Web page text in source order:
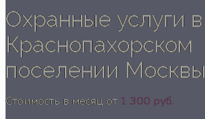
Охранные услуги в
Краснопахорском
поселении Москвы
Стоимость в месяц от 1 300 руб.